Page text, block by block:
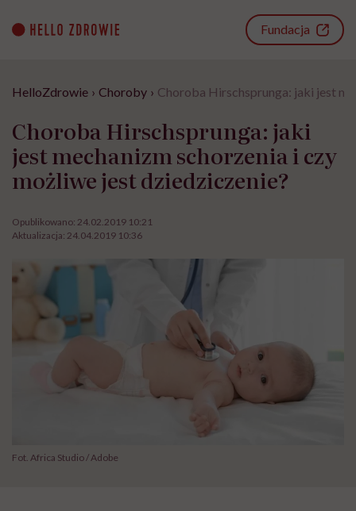
content
Fundacja
HelloZdrowie › Choroby › Choroba Hirschsprunga: jaki jest
Choroba Hirschsprunga: jaki
jest mechanizm schorzenia i czy
możliwe jest dziedziczenie?
Opublikowano: 24.02.2019 10:21
Aktualizacja: 24.04.2019 10:36
Fot. Africa Studio / Adobe